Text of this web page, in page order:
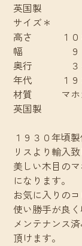
英国製
サイズ＊
高さ １０
幅 ９１
奥行 ３４
年代 １９
材質 マホ
英国製
１９３０年頃
リスより輸入致
美しい木目の
になります。
お気に入りの
使い勝手が良
メンテナンス
頂けます。